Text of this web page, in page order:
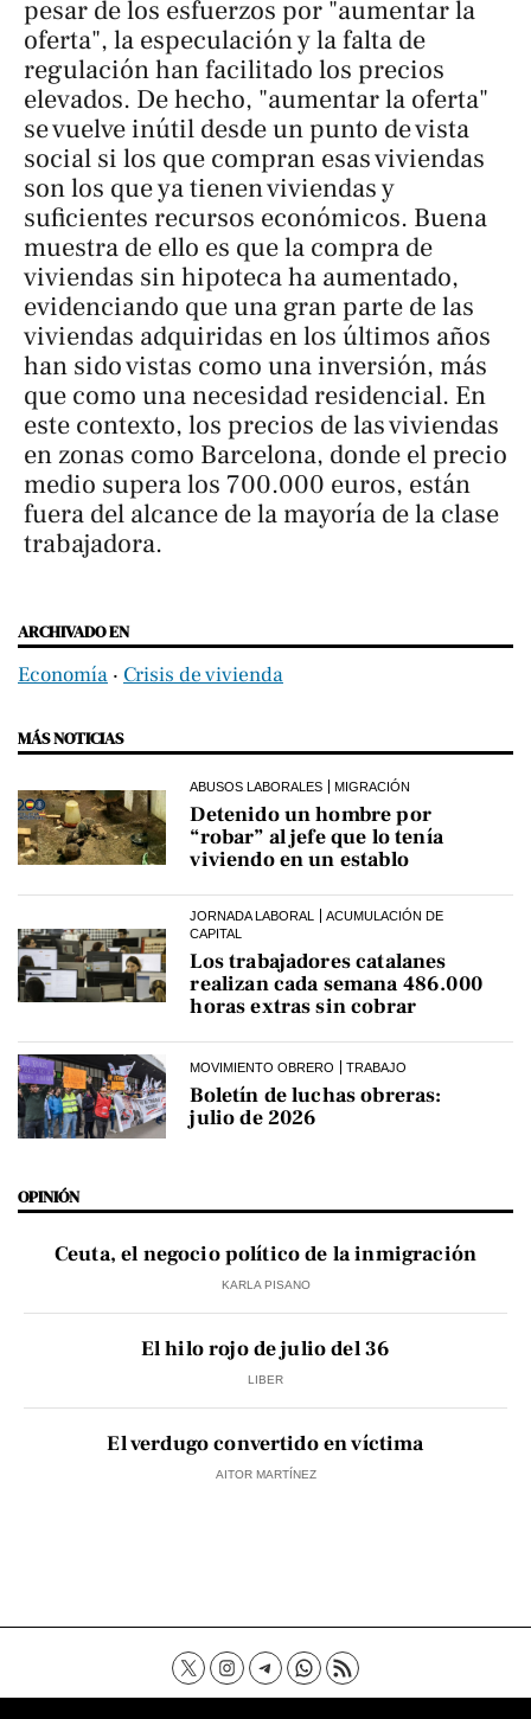
pesar de los esfuerzos por "aumentar la
oferta", la especulación y la falta de
regulación han facilitado los precios
elevados. De hecho, "aumentar la oferta"
se vuelve inútil desde un punto de vista
social si los que compran esas viviendas
son los que ya tienen viviendas y
suficientes recursos económicos. Buena
muestra de ello es que la compra de
viviendas sin hipoteca ha aumentado,
evidenciando que una gran parte de las
viviendas adquiridas en los últimos años
han sido vistas como una inversión, más
que como una necesidad residencial. En
este contexto, los precios de las viviendas
en zonas como Barcelona, donde el precio
medio supera los 700.000 euros, están
fuera del alcance de la mayoría de la clase
trabajadora.
ARCHIVADO EN
Economía ‧ Crisis de vivienda
MÁS NOTICIAS
ABUSOS LABORALES MIGRACIÓN
Detenido un hombre por
“robar” al jefe que lo tenía
viviendo en un establo
JORNADA LABORAL
ACUMULACIÓN DE
CAPITAL
Los trabajadores catalanes
realizan cada semana 486.000
horas extras sin cobrar
MOVIMIENTO OBRERO TRABAJO
Boletín de luchas obreras:
julio de 2026
OPINIÓN
Ceuta, el negocio político de la inmigración
KARLA PISANO
El hilo rojo de julio del 36
LIBER
El verdugo convertido en víctima
AITOR MARTÍNEZ
Contacto Aviso Legal Política de privacidad